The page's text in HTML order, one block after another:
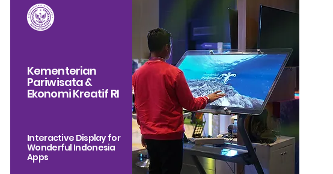
Kementerian
Pariwisata &
Ekonomi Kreatif RI
Interactive Display for
Wonderful Indonesia
Apps